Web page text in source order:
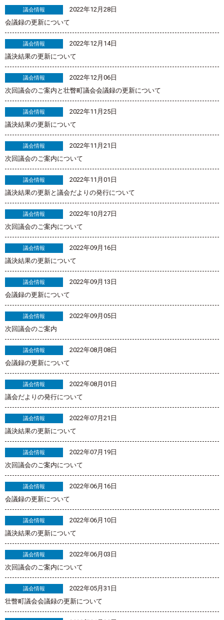
議会情報
2022年12月28日
会議録の更新について
議会情報
2022年12月14日
議決結果の更新について
議会情報
2022年12月06日
次回議会のご案内と壮瞥町議会会議録の更新について
議会情報
2022年11月25日
議決結果の更新について
議会情報
2022年11月21日
次回議会のご案内について
議会情報
2022年11月01日
議決結果の更新と議会だよりの発行について
議会情報
2022年10月27日
次回議会のご案内について
議会情報
2022年09月16日
議決結果の更新について
議会情報
2022年09月13日
会議録の更新について
議会情報
2022年09月05日
次回議会のご案内
議会情報
2022年08月08日
会議録の更新について
議会情報
2022年08月01日
議会だよりの発行について
議会情報
2022年07月21日
議決結果の更新について
議会情報
2022年07月19日
次回議会のご案内について
議会情報
2022年06月16日
会議録の更新について
議会情報
2022年06月10日
議決結果の更新について
議会情報
2022年06月03日
次回議会のご案内について
議会情報
2022年05月31日
壮瞥町議会会議録の更新について